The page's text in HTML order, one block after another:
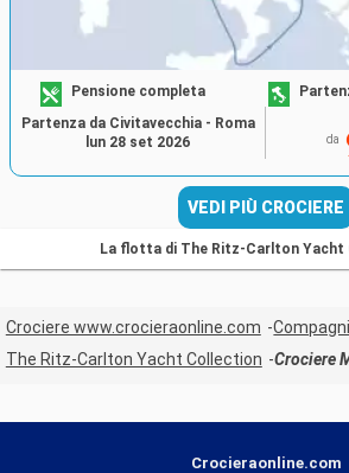
Pensione completa
da
Partenza da Civitavecchia - Roma
lun 28 set 2026
VEDI PIÙ CROCIERE
La flotta di The Ritz-Carlton Yacht
Crociere www.crocieraonline.com
The Ritz-Carlton Yacht Collection
Crociere
Crocieraonline.com